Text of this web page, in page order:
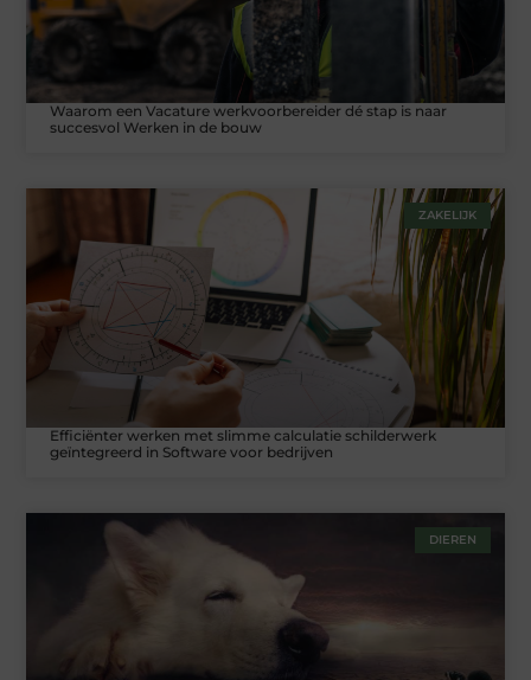
Waarom een Vacature werkvoorbereider dé stap is naar
succesvol Werken in de bouw
ZAKELIJK
Efficiënter werken met slimme calculatie schilderwerk
geïntegreerd in Software voor bedrijven
DIEREN